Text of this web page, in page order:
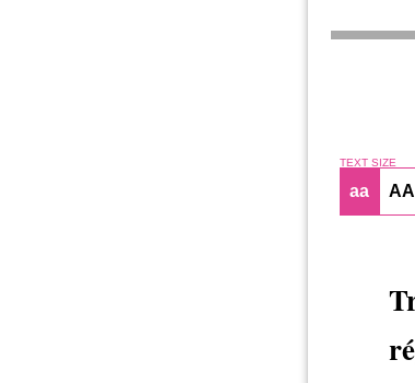
TEXT SIZE
aa AA